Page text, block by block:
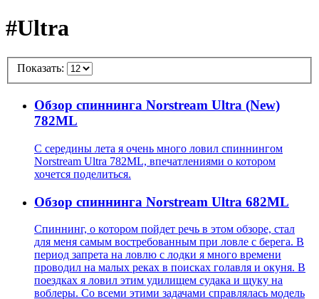
#Ultra
Показать:
Обзор спиннинга Norstream Ultra (New)
782ML
С середины лета я очень много ловил спиннингом
Norstream Ultra 782ML, впечатлениями о котором
хочется поделиться.
Обзор спиннинга Norstream Ultra 682ML
Спиннинг, о котором пойдет речь в этом обзоре, стал
для меня самым востребованным при ловле с берега. В
период запрета на ловлю с лодки я много времени
проводил на малых реках в поисках голавля и окуня. В
поездках я ловил этим удилищем судака и щуку на
воблеры. Со всеми этими задачами справлялась модель